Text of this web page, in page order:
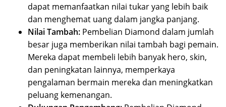
dapat memanfaatkan nilai tukar yang lebih baik
dan menghemat uang dalam jangka panjang.
Nilai Tambah: Pembelian Diamond dalam jumlah
besar juga memberikan nilai tambah bagi pemain.
Mereka dapat membeli lebih banyak hero, skin,
dan peningkatan lainnya, memperkaya
pengalaman bermain mereka dan meningkatkan
peluang kemenangan.